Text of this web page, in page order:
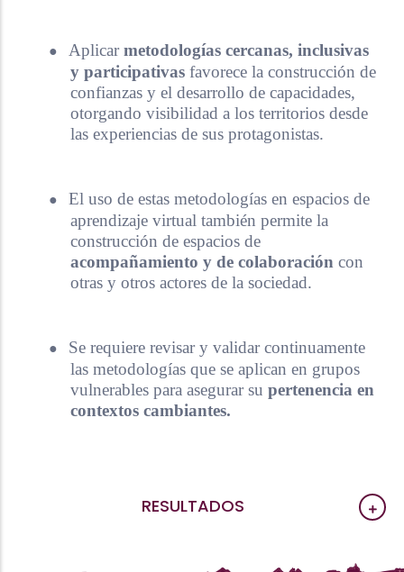
● Aplicarmetodologías cercanas, inclusivas
y participativas favorece la construcción de
confianzas y el desarrollo de capacidades,
otorgando visibilidad a los territorios desde
las experiencias de sus protagonistas.
●
El uso de estas metodologías en espacios de
aprendizaje virtual también permite la
construcción de espacios de
acompañamiento y de colaboración con
otras y otros actores de la sociedad.
●
Se requiere revisar y validar continuamente
las metodologías que se aplican en grupos
vulnerables para asegurar su pertenencia en
contextos cambiantes.
RESULTADOS